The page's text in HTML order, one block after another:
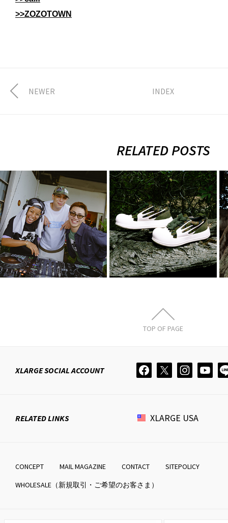
>>ZOZOTOWN
NEWER INDEX
RELATED POSTS
FULLHOUSE ×
XLARGE × X-girl
× SUMMER
SONIC 2…
8月 4, 2026
2026.8.7.Fri
XLARGE ×
Rhime
8月 3, 2026
TOP OF PAGE
XLARGESOCIAL ACCOUNT
RELATED LINKS XLARGE USA
CONCEPT MAIL MAGAZINE CONTACT
SITEPOLICY
WHOLESALE（新規取引・ご希望のお客さま）